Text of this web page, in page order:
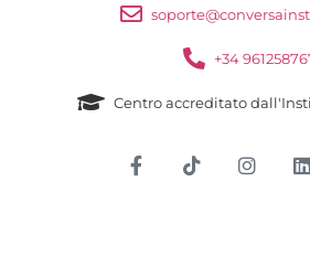
+34
Centro accreditato